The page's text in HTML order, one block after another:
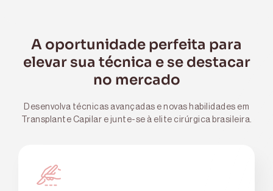
A oportunidade perfeita para
elevar sua técnica e se destacar
no mercado
Desenvolva técnicas avançadas e novas habilidades em
Transplante Capilar e junte-se à elite cirúrgica brasileira.